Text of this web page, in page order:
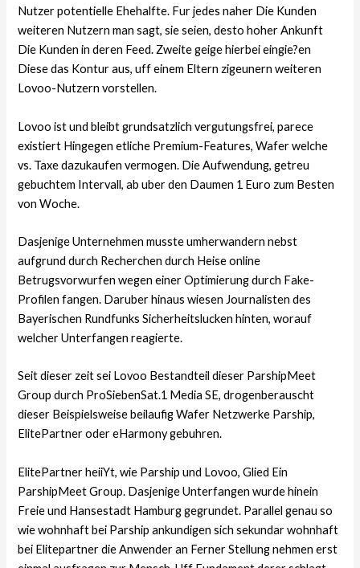
Nutzer potentielle Ehehalfte. Fur jedes naher Die Kunden
weiteren Nutzern man sagt, sie seien, desto hoher Ankunft
Die Kunden in deren Feed. Zweite geige hierbei eingie?en
Diese das Kontur aus, uff einem Eltern zigeunern weiteren
Lovoo-Nutzern vorstellen.
Lovoo ist und bleibt grundsatzlich vergutungsfrei, parece
existiert Hingegen etliche Premium-Features, Wafer welche
vs. Taxe dazukaufen vermogen. Die Aufwendung, getreu
gebuchtem Intervall, ab uber den Daumen 1 Euro zum Besten
von Woche.
Dasjenige Unternehmen musste umherwandern nebst
aufgrund durch Recherchen durch Heise online
Betrugsvorwurfen wegen einer Optimierung durch Fake-
Profilen fangen. Daruber hinaus wiesen Journalisten des
Bayerischen Rundfunks Sicherheitslucken hinten, worauf
welcher Unterfangen reagierte.
Seit dieser zeit sei Lovoo Bestandteil dieser ParshipMeet
Group durch ProSiebenSat.1 Media SE, drogenberauscht
dieser Beispielsweise beilaufig Wafer Netzwerke Parship,
ElitePartner oder eHarmony gebuhren.
ElitePartner heiiYt, wie Parship und Lovoo, Glied Ein
ParshipMeet Group. Dasjenige Unterfangen wurde hinein
Freie und Hansestadt Hamburg gegrundet. Parallel genau so
wie wohnhaft bei Parship ankundigen sich sekundar wohnhaft
bei Elitepartner die Anwender an Ferner Stellung nehmen erst